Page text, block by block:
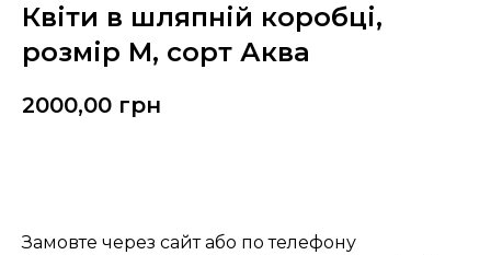
Квіти в шляпній коробці,
розмір М, сорт Аква
2000,00 грн
Замовте через сайт або по телефону